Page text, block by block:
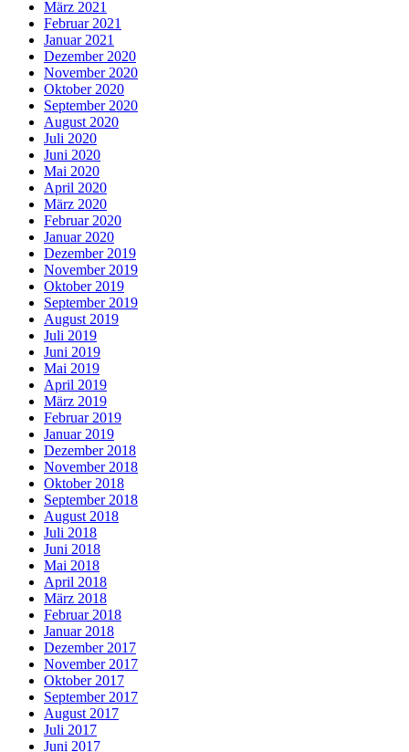
März 2021
Februar 2021
Januar 2021
Dezember 2020
November 2020
Oktober 2020
September 2020
August 2020
Juli 2020
Juni 2020
Mai 2020
April 2020
März 2020
Februar 2020
Januar 2020
Dezember 2019
November 2019
Oktober 2019
September 2019
August 2019
Juli 2019
Juni 2019
Mai 2019
April 2019
März 2019
Februar 2019
Januar 2019
Dezember 2018
November 2018
Oktober 2018
September 2018
August 2018
Juli 2018
Juni 2018
Mai 2018
April 2018
März 2018
Februar 2018
Januar 2018
Dezember 2017
November 2017
Oktober 2017
September 2017
August 2017
Juli 2017
Juni 2017